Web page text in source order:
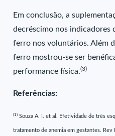
Em conclusão, a
decréscimo nos indicadores
ferro nos voluntários. Além
ferro mostrou-se ser
performance física.(3)
Referências:
(1) Souza A. I. et al. Efetividade de três
tratamento de anemia em gestantes. Rev